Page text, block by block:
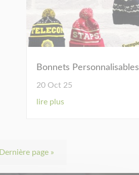
Bonnets Personnalisables
20 Oct 25
lire plus
Dernière page »